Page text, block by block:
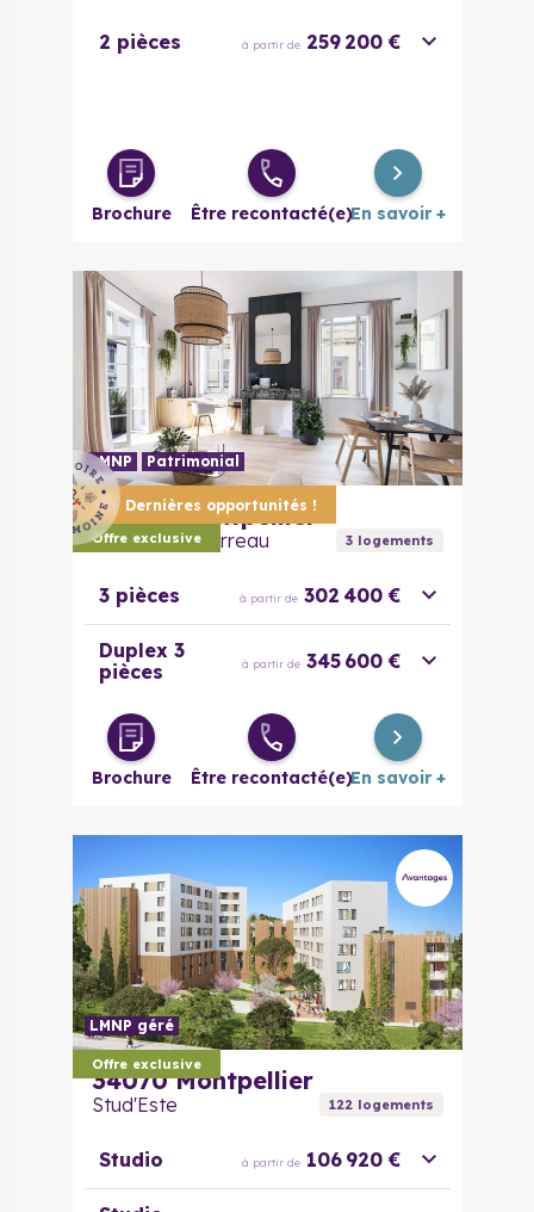
2 pièces à partir de 259 200 €
Brochure Être recontacté(e)En savoir +
Dernières opportunités !
Offre exclusive
LMNP Patrimonial
34000 Montpellier
Faubourg Courreau 3logements
3 pièces à partir de 302 400 €
Duplex 3
pièces
à partir de 345 600 €
Brochure Être recontacté(e)En savoir +
Offre exclusive
LMNP géré
34070 Montpellier
Stud'Este 122logements
Studio à partir de 106 920 €